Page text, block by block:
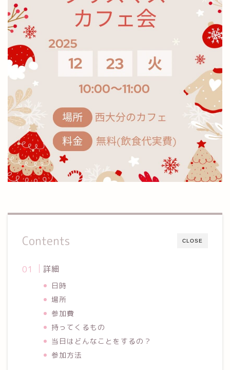
CLOSE
Contents
詳細
日時
場所
参加費
持ってくるもの
当日はどんなことをするの？
参加方法